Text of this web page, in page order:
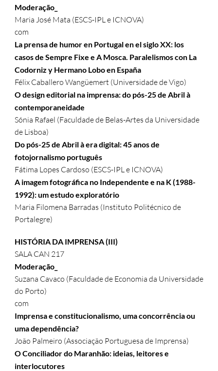
Moderação_
Maria José Mata (ESCS-IPL e ICNOVA)
com
La prensa de humor en Portugal en el siglo XX: los
casos de Sempre Fixe e A Mosca. Paralelismos con La
Codorniz y Hermano Lobo en España
Félix Caballero Wangüemert (Universidade de Vigo)
O design editorial na imprensa: do pós-25 de Abril à
contemporaneidade
Sónia Rafael (Faculdade de Belas-Artes da Universidade
de Lisboa)
Do pós-25 de Abril à era digital: 45 anos de
fotojornalismo português
Fátima Lopes Cardoso (ESCS-IPL e ICNOVA)
A imagem fotográfica no Independente e na K (1988-
1992): um estudo exploratório
Maria Filomena Barradas (Instituto Politécnico de
Portalegre)
HISTÓRIA DA IMPRENSA (III)
SALA CAN 217
Moderação_
Suzana Cavaco (Faculdade de Economia da Universidade
do Porto)
com
Imprensa e constitucionalismo, uma concorrência ou
uma dependência?
João Palmeiro (Associação Portuguesa de Imprensa)
O Conciliador do Maranhão: ideias, leitores e
interlocutores